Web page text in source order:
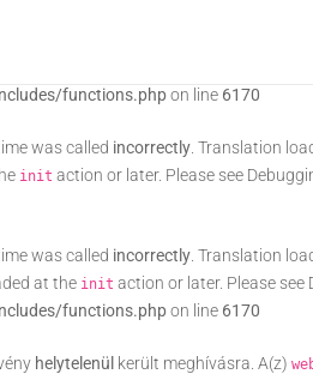
was called
at the
functions.phpon line 6170
was called incorrectly . Translation
init action or later. Please see
was called incorrectly . Translation
at the init action or later. Please see
functions.phpon line 6170
helytelenül került meghívásra. A(z)